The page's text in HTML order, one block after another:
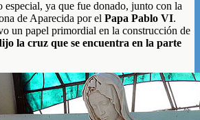
especial, ya que fue donado, junto con la
de Aparecida por el Papa Pablo VI.
un papel primordial en la construcción de
la cruz que se encuentra en la parte